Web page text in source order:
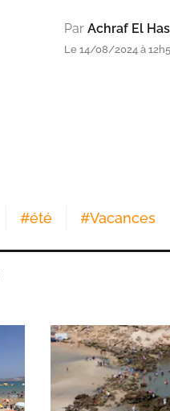
Par Achraf El
Le 14/08/2024 à
#été #Vacances